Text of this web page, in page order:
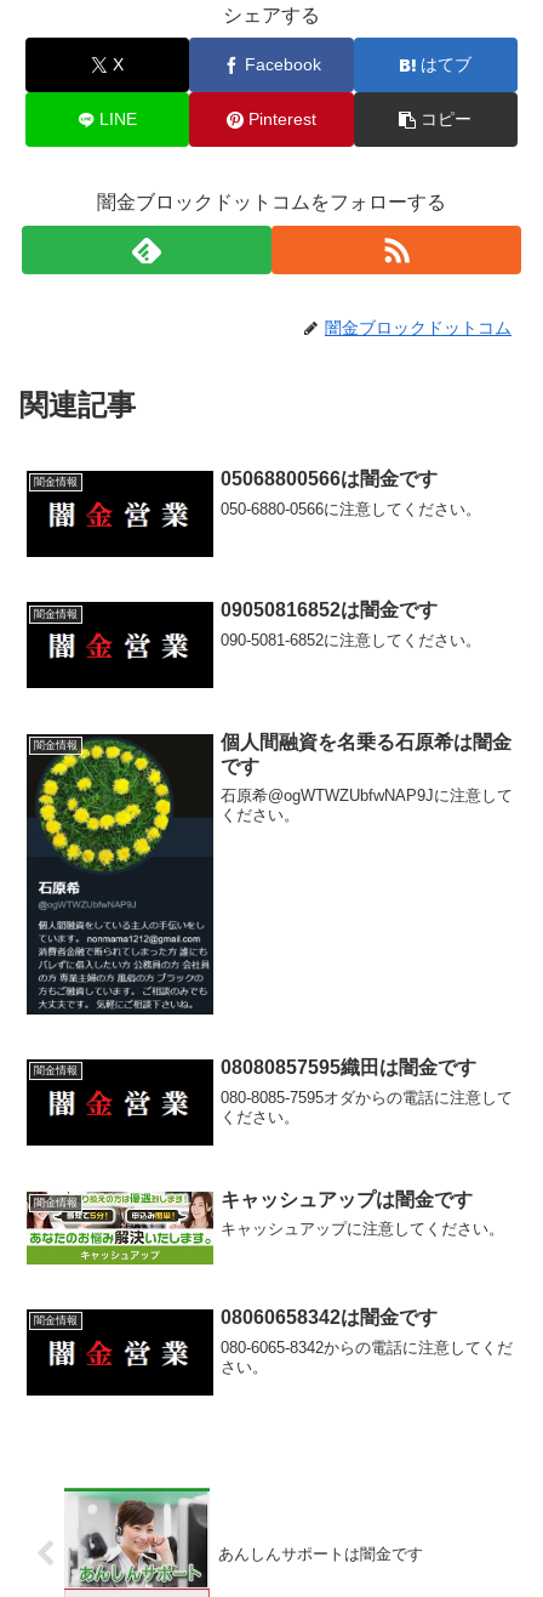
シェアする
X Facebook はてブ
LINE Pinterest コピー
闇金ブロックドットコムをフォローする
闇金ブロックドットコム
関連記事
闇金情報 05068800566は闇金です
050-6880-0566に注意してください。
闇金情報 09050816852は闇金です
090-5081-6852に注意してください。
闇金情報
個人間融資を名乗る石原希は闇金
です
石原希@ogWTWZUbfwNAP9Jに注意して
ください。
闇金情報 08080857595織田は闇金です
080-8085-7595オダからの電話に注意して
ください。
闇金情報 キャッシュアップは闇金です
キャッシュアップに注意してください。
闇金情報 08060658342は闇金です
080-6065-8342からの電話に注意してくだ
さい。
あんしんサポートは闇金です